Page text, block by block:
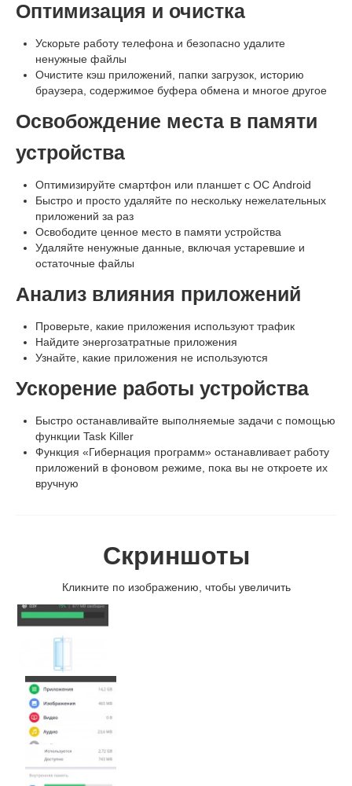
Оптимизация и очистка
Ускорьте работу телефона и безопасно удалите
ненужные файлы
Очистите кэш приложений, папки загрузок, историю
браузера, содержимое буфера обмена и многое другое
Освобождение места в памяти
устройства
Оптимизируйте смартфон или планшет с ОС Android
Быстро и просто удаляйте по нескольку нежелательных
приложений за раз
Освободите ценное место в памяти устройства
Удаляйте ненужные данные, включая устаревшие и
остаточные файлы
Анализ влияния приложений
Проверьте, какие приложения используют трафик
Найдите энергозатратные приложения
Узнайте, какие приложения не используются
Ускорение работы устройства
Быстро останавливайте выполняемые задачи с помощью
функции Task Killer
Функция «Гибернация программ» останавливает работу
приложений в фоновом режиме, пока вы не откроете их
вручную
Скриншоты
Кликните по изображению, чтобы увеличить